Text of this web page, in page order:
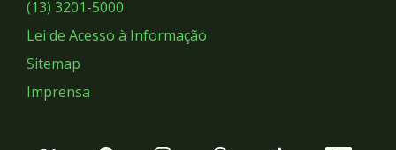
(13) 3201-5000
Lei de Acesso à Informação
Sitemap
Imprensa